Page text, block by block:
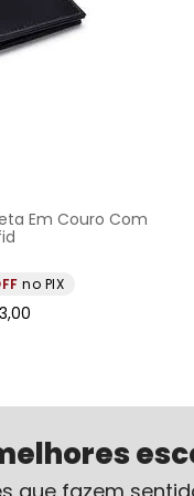
Em Couro Com
no PIX
,00